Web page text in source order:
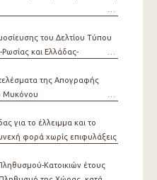
του Δελτίου Τύπου
και Ελλάδας-
της Απογραφής
Μυκόνου
για το έλλειμμα και το
φορά χωρίς επιφυλάξεις
Κατοικιών έτους